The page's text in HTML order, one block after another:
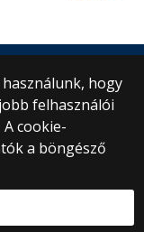
használunk, hogy
felhasználói
cookie-
a böngésző
1–3.
6500